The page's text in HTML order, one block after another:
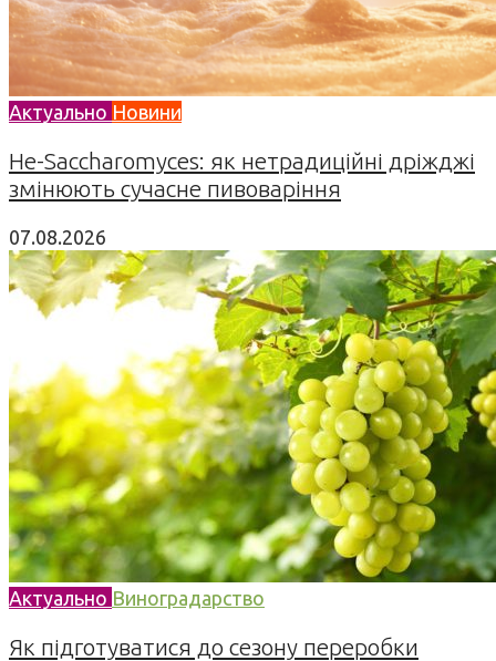
Актуально Новини
Не-Saccharomyces: як нетрадиційні дріжджі
змінюють сучасне пивоваріння
07.08.2026
Актуально Виноградарство
Як підготуватися до сезону переробки